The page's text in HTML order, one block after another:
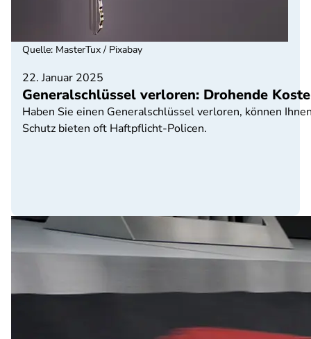
22. Januar 2025
Generalschlüssel verloren: Drohende
Haben Sie einen Generalschlüssel verloren, können
Schutz bieten oft Haftpflicht-Policen.
Quelle: MasterTux / Pixabay